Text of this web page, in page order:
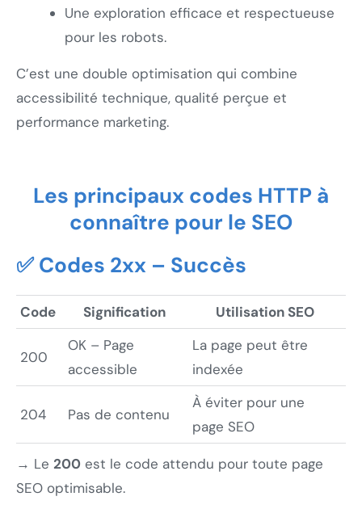
Une exploration efficace et respectueuse
pour les robots.
C’est une double optimisation qui combine
accessibilité technique, qualité perçue et
performance marketing.
Les principaux codes HTTP à
connaître pour le SEO
✅ Codes 2xx – Succès
Code Signification Utilisation SEO
200
OK – Page
accessible
La page peut être
indexée
204 Pas de contenu
À éviter pour une
page SEO
→ Le 200 est le code attendu pour toute page
SEO optimisable.